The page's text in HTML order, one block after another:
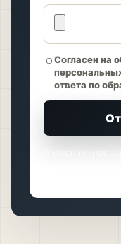
Согласен на
ответа по